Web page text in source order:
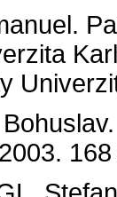
168